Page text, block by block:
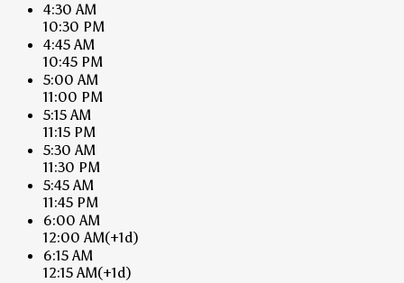
4:30 AM
10:30 PM
4:45 AM
10:45 PM
5:00 AM
11:00 PM
5:15 AM
11:15 PM
5:30 AM
11:30 PM
5:45 AM
11:45 PM
6:00 AM
12:00 AM(+1d)
6:15 AM
12:15 AM(+1d)